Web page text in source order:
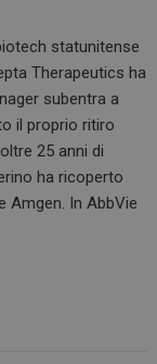
statunitense
Therapeutics ha
subentra a
il proprio ritiro
25 anni di
ha ricoperto
Amgen. In AbbVie